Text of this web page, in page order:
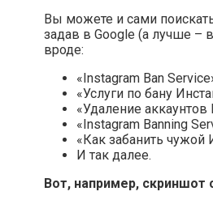
Вы можете и сами
задав в Google (а лучше –
вроде:
«Instagram Ban
«Услуги по бану
«Удаление аккаунтов
«Instagram Banning
«Как забанить чужой
И так далее.
Вот, например,